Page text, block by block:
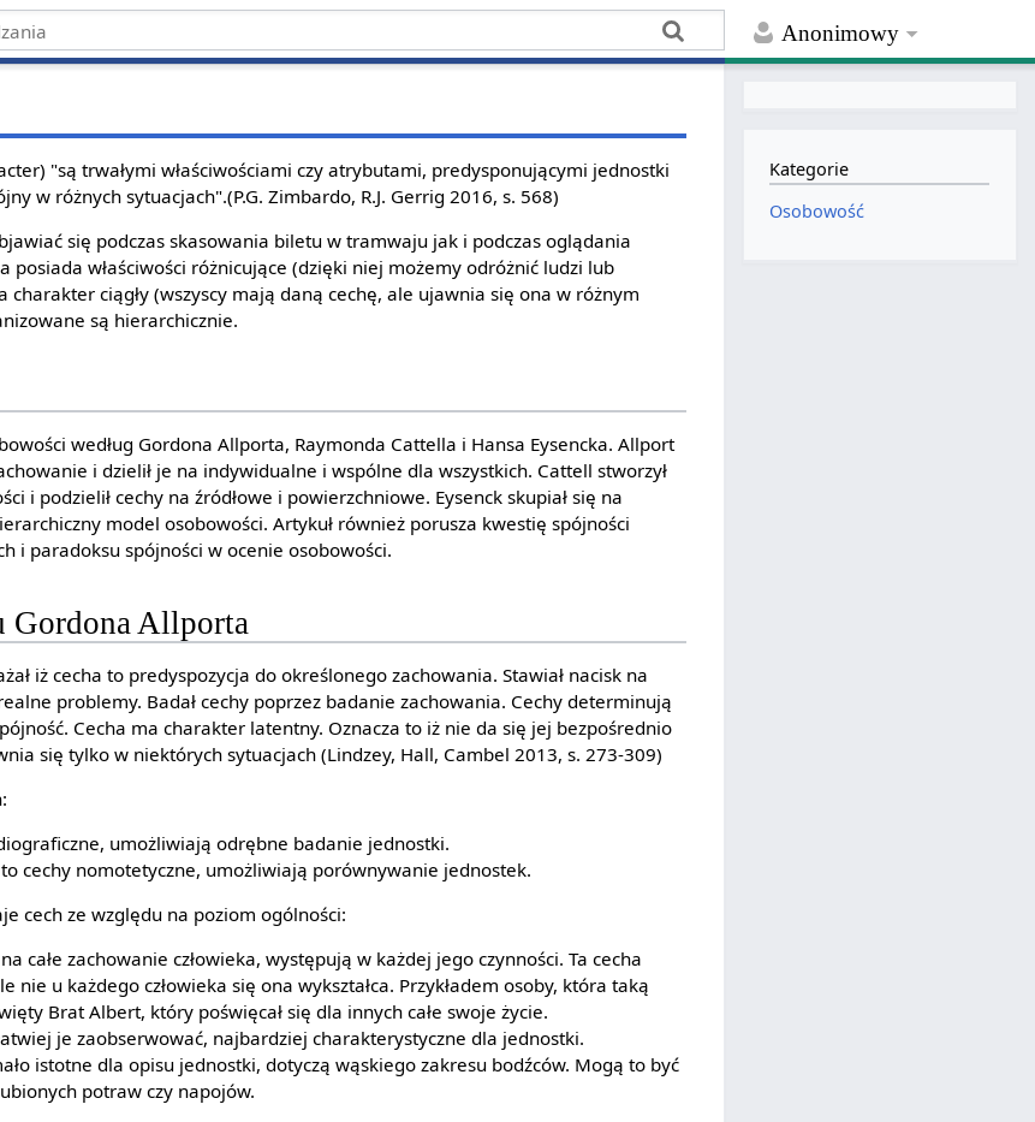
Anonimowy
"są trwałymi właściwościami czy atrybutami, predysponującymi jednostki
w różnych sytuacjach".(P.G. Zimbardo, R.J. Gerrig 2016, s. 568)
się podczas skasowania biletu w tramwaju jak i podczas oglądania
posiada właściwości różnicujące (dzięki niej możemy odróżnić ludzi lub
charakter ciągły (wszyscy mają daną cechę, ale ujawnia się ona w różnym
są hierarchicznie.
według Gordona Allporta, Raymonda Cattella i Hansa Eysencka. Allport
i dzielił je na indywidualne i wspólne dla wszystkich. Cattell stworzył
i podzielił cechy na źródłowe i powierzchniowe. Eysenck skupiał się na
model osobowości. Artykuł również porusza kwestię spójności
i paradoksu spójności w ocenie osobowości.
Gordona Allporta
iż cecha to predyspozycja do określonego zachowania. Stawiał nacisk na
problemy. Badał cechy poprzez badanie zachowania. Cechy determinują
Cecha ma charakter latentny. Oznacza to iż nie da się jej bezpośrednio
się tylko w niektórych sytuacjach (Lindzey, Hall, Cambel 2013, s. 273-309)
umożliwiają odrębne badanie jednostki.
cechy nomotetyczne, umożliwiają porównywanie jednostek.
cech ze względu na poziom ogólności:
całe zachowanie człowieka, występują w każdej jego czynności. Ta cecha
nie u każdego człowieka się ona wykształca. Przykładem osoby, która taką
Brat Albert, który poświęcał się dla innych całe swoje życie.
je zaobserwować, najbardziej charakterystyczne dla jednostki.
istotne dla opisu jednostki, dotyczą wąskiego zakresu bodźców. Mogą to być
potraw czy napojów.
Kategorie
Osobowość